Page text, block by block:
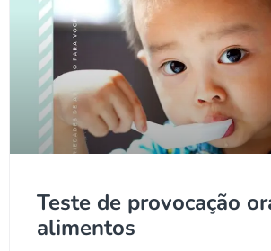
Teste de provocação
alimentos